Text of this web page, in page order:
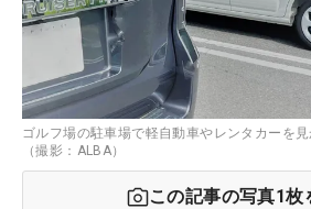
ゴルフ場の駐車場で軽自動車やレンタカーを
（撮影：ALBA）
この記事の写真1枚